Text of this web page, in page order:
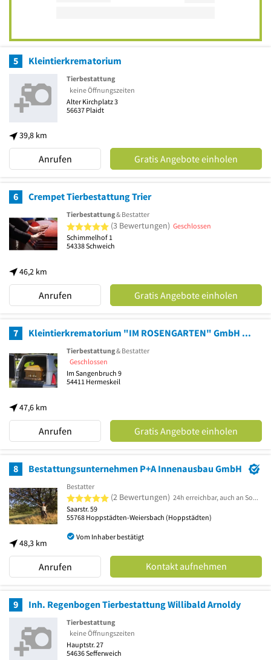
5 Kleintierkrematorium
39,8 km
Tierbestattung
keine Öffnungszeiten
Alter Kirchplatz 3
56637 Plaidt
Anrufen Gratis Angebote einholen
6 Crempet Tierbestattung Trier
46,2 km
Tierbestattung& Bestatter
5 von 5 Sternen
(3 Bewertungen) Geschlossen
Schimmelhof 1
54338Schweich
Anrufen Gratis Angebote einholen
7 Kleintierkrematorium "IM ROSENGARTEN" GmbH Tierbestattung
47,6 km
Tierbestattung& Bestatter
Geschlossen
Im Sangenbruch 9
54411 Hermeskeil
Anrufen Gratis Angebote einholen
8 Bestattungsunternehmen P+A Innenausbau GmbH
48,3 km
Bestatter
5 von 5 Sternen
(2 Bewertungen)
24h erreichbar, auch an Sonn- und Feiertagen sind wir persönlich für Sie da
Saarstr. 59
55768 Hoppstädten-Weiersbach (Hoppstädten)
Vom Inhaber bestätigt
Anrufen Kontakt aufnehmen
9 Inh. Regenbogen Tierbestattung Willibald Arnoldy
Tierbestattung
keine Öffnungszeiten
Hauptstr. 27
54636Sefferweich